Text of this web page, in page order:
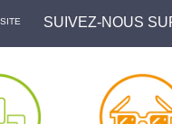
SUIVEZ-NOUS